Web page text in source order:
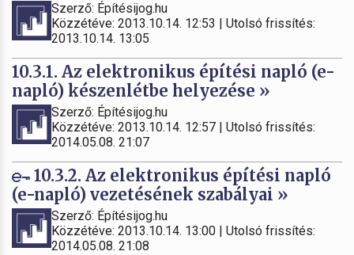
Szerző: Építésijog.hu
Közzétéve: 2013.10.14. 12:53 | Utolsó frissítés:
2013.10.14. 13:05
10.3.1. Az elektronikus építési napló (e-
napló) készenlétbe helyezése »
Szerző: Építésijog.hu
Közzétéve: 2013.10.14. 12:57 | Utolsó frissítés:
2014.05.08. 21:07
10.3.2. Az elektronikus építési napló
(e-napló) vezetésének szabályai »
Szerző: Építésijog.hu
Közzétéve: 2013.10.14. 13:00 | Utolsó frissítés:
2014.05.08. 21:08